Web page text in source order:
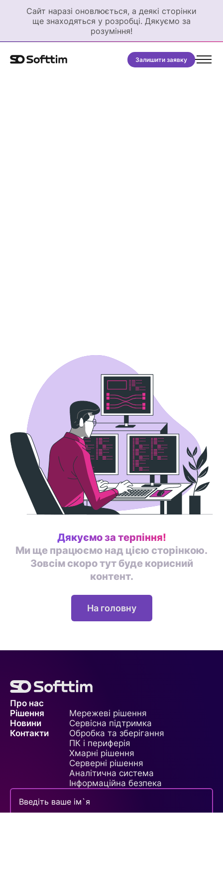
Сайт наразі оновлюється, а деякі сторінки
ще знаходяться у розробці. Дякуємо за
розуміння!
Залишити заявку
Дякуємо за терпіння!
Ми ще працюємо над цією сторінкою.
Зовсім скоро тут буде корисний
контент.
На головну
Про нас
Рішення
Мережеві рішення
Сервісна підтримка
Обробка та зберігання
ПК і периферія
Хмарні рішення
Серверні рішення
Аналітична система
Інформаційна безпека
Новини
Контакти